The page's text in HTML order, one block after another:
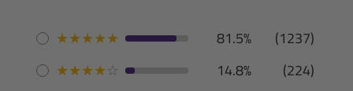
★★★★★ 81.5%
(1237)
★★★★☆ 14.8%
(224)